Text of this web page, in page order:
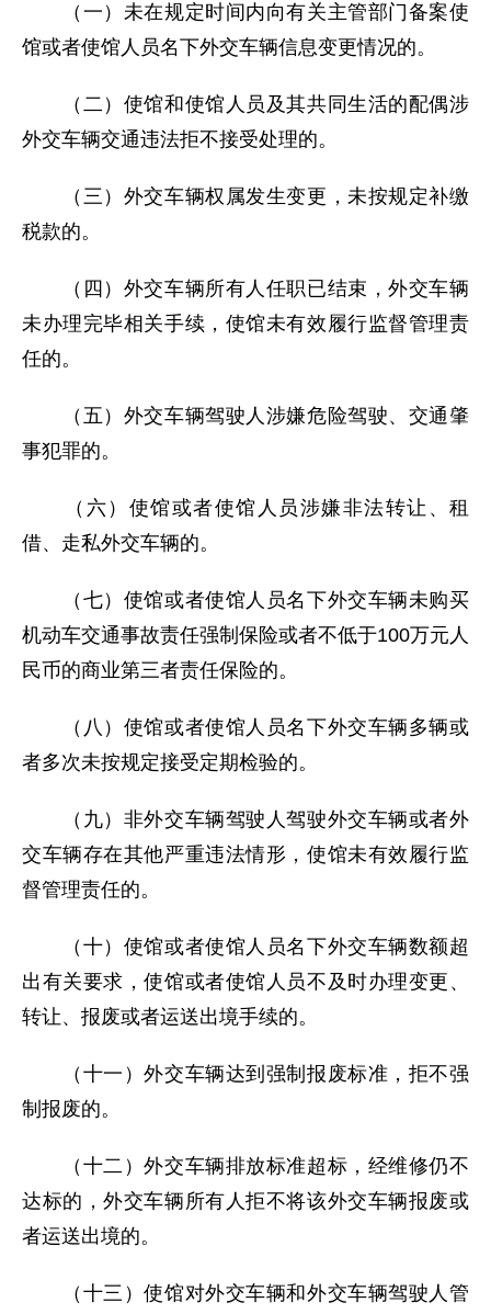
（一）未在规定时间内向有关主管部门备案使
馆或者使馆人员名下外交车辆信息变更情况的。
（二）使馆和使馆人员及其共同生活的配偶涉
外交车辆交通违法拒不接受处理的。
（三）外交车辆权属发生变更，未按规定补缴
税款的。
（四）外交车辆所有人任职已结束，外交车辆
未办理完毕相关手续，使馆未有效履行监督管理责
任的。
（五）外交车辆驾驶人涉嫌危险驾驶、交通肇
事犯罪的。
（六）使馆或者使馆人员涉嫌非法转让、租
借、走私外交车辆的。
（七）使馆或者使馆人员名下外交车辆未购买
机动车交通事故责任强制保险或者不低于100万元人
民币的商业第三者责任保险的。
（八）使馆或者使馆人员名下外交车辆多辆或
者多次未按规定接受定期检验的。
（九）非外交车辆驾驶人驾驶外交车辆或者外
交车辆存在其他严重违法情形，使馆未有效履行监
督管理责任的。
（十）使馆或者使馆人员名下外交车辆数额超
出有关要求，使馆或者使馆人员不及时办理变更、
转让、报废或者运送出境手续的。
（十一）外交车辆达到强制报废标准，拒不强
制报废的。
（十二）外交车辆排放标准超标，经维修仍不
达标的，外交车辆所有人拒不将该外交车辆报废或
者运送出境的。
（十三）使馆对外交车辆和外交车辆驾驶人管